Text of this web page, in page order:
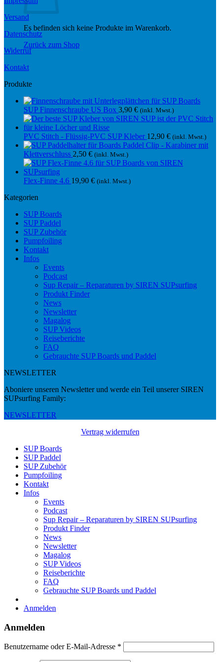
Es befinden sich keine Produkte im Warenkorb.
Zurück zum Shop
Versand
Datenschutz
Widerruf
Kontakt
Produkte
SUP Finnenschraube US Box 3,90 € (inkl. Mwst.)
PVC Stitch - Flüssig-PVC SUP Kleber 12,90 € (inkl. Mwst.)
Paddel Clip - Karabiner mit
Klettverschluss 2,50 € (inkl. Mwst.)
Flex-Finne 4.6 19,90 € (inkl. Mwst.)
Kategorien
SUP Boards
SUP Paddel
SUP Zubehör
Pumpfoiling
Kontakt
Infos
Events
Podcast
Sup Repair – Reparaturen by SIREN SUPsurfing
Produkt Finder
News
Newsletter
Magalog
SUP Videos
Reiseberichte
FAQ
Gebrauchte SUP Boards und Paddel
NEWSLETTER
Aboniere unseren Newsletter und werde ein Teil unserer SIREN
SUPsurfing Family:
NEWSLETTER
Vertrag widerrufen
SUP Boards
SUP Paddel
SUP Zubehör
Pumpfoiling
Kontakt
Infos
Events
Podcast
Sup Repair – Reparaturen by SIREN SUPsurfing
Produkt Finder
News
Newsletter
Magalog
SUP Videos
Reiseberichte
FAQ
Gebrauchte SUP Boards und Paddel
Anmelden
Anmelden
Benutzername oder E-Mail-Adresse *